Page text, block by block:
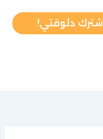
اشترك دلوقتي!